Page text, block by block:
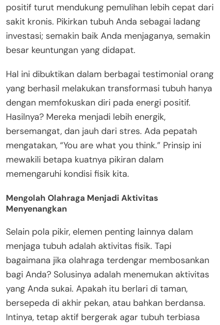
positif turut mendukung pemulihan lebih cepat dari
sakit kronis. Pikirkan tubuh Anda sebagai ladang
investasi; semakin baik Anda menjaganya, semakin
besar keuntungan yang didapat.
Hal ini dibuktikan dalam berbagai testimonial orang
yang berhasil melakukan transformasi tubuh hanya
dengan memfokuskan diri pada energi positif.
Hasilnya? Mereka menjadi lebih energik,
bersemangat, dan jauh dari stres. Ada pepatah
mengatakan, “You are what you think.” Prinsip ini
mewakili betapa kuatnya pikiran dalam
memengaruhi kondisi fisik kita.
Mengolah Olahraga Menjadi Aktivitas
Menyenangkan
Selain pola pikir, elemen penting lainnya dalam
menjaga tubuh adalah aktivitas fisik. Tapi
bagaimana jika olahraga terdengar membosankan
bagi Anda? Solusinya adalah menemukan aktivitas
yang Anda sukai. Apakah itu berlari di taman,
bersepeda di akhir pekan, atau bahkan berdansa.
Intinya, tetap aktif bergerak agar tubuh terbiasa